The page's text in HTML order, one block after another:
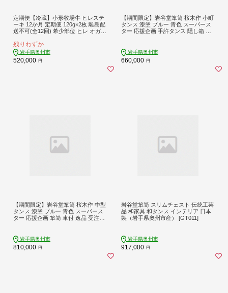
定期便【冷蔵】小形牧場牛 ヒレステ
ーキ 12か月 定期便 120g×2枚 離島配
送不可(全12回) 希少部位 ヒレ オガタ
奥州市 [ME017]
残りわずか
岩手県奥州市
520,000 円
【期間限定】岩谷堂箪笥 桜木作 小町
タンス 漆塗 ブルー 青色 スーパース
ター 応援企画 手許タンス 隠し箱 忍
本製 岩手県 奥州市産 [AN021]
岩手県奥州市
660,000 円
【期間限定】岩谷堂箪笥 桜木作 中型
タンス 漆塗 ブルー 青色 スーパース
ター 応援企画 箪笥 車付 逸品 受注生
奥州市産 [AN022]
岩手県奥州市
810,000 円
岩谷堂箪笥 スリムチェスト 伝統工芸
品 和家具 和タンス インテリア 日本
製（岩手県奥州市産） [GT011]
岩手県奥州市
917,000 円